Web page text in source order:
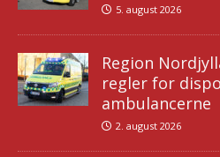
5. august 2026
Region
regler for
ambulancerne
2. august 2026